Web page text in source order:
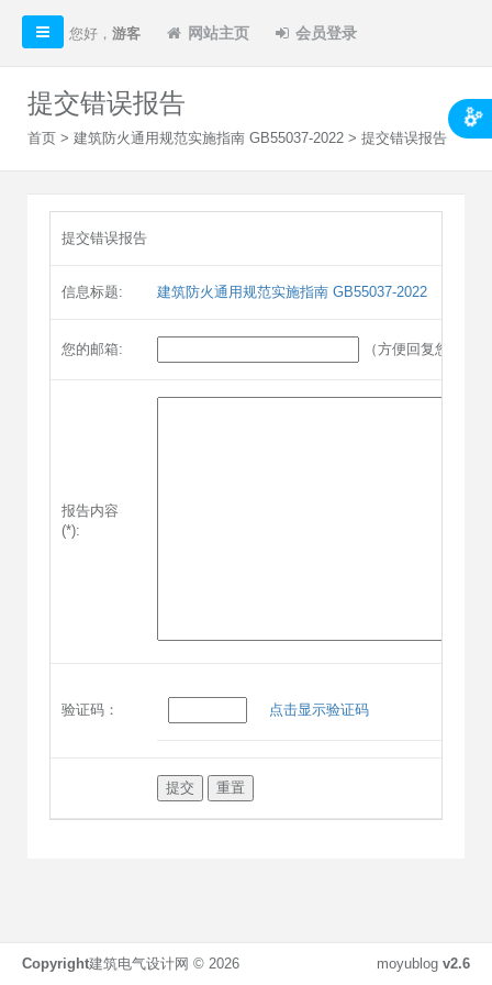
您好， 游客 网站主页 会员登录
提交错误报告
首页 > 建筑防火通用规范实施指南 GB55037-2022 > 提交错误报告
提交错误报告
信息标题: 建筑防火通用规范实施指南 GB55037-2022
您的邮箱: （方便回复您）
报告内容
(*):
验证码： 点击显示验证码
moyublog v2.6
Copyright建筑电气设计网 © 2026